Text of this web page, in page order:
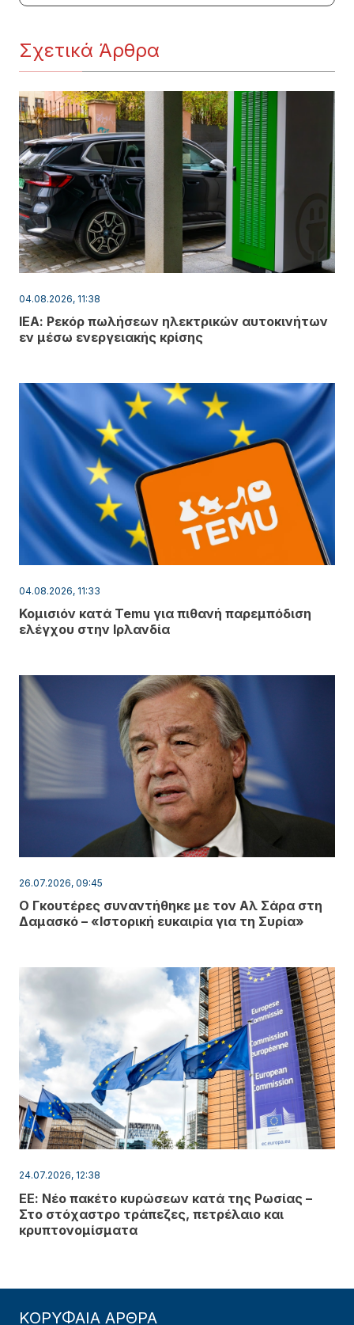
Σχετικά Άρθρα
04.08.2026, 11:38
ΙΕΑ: Ρεκόρ πωλήσεων ηλεκτρικών αυτοκινήτων
εν μέσω ενεργειακής κρίσης
04.08.2026, 11:33
Κομισιόν κατά Temu για πιθανή παρεμπόδιση
ελέγχου στην Ιρλανδία
26.07.2026, 09:45
Ο Γκουτέρες συναντήθηκε με τον Αλ Σάρα στη
Δαμασκό – «Ιστορική ευκαιρία για τη Συρία»
24.07.2026, 12:38
ΕΕ: Νέο πακέτο κυρώσεων κατά της Ρωσίας –
Στο στόχαστρο τράπεζες, πετρέλαιο και
κρυπτονομίσματα
ΚΟΡΥΦΑΙΑ ΑΡΘΡΑ